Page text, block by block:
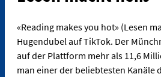
«Reading makes you hot» (Lesen
Hugendubel auf TikTok. Der
auf der Plattform mehr als 11,6
man einer der beliebtesten Kanäle